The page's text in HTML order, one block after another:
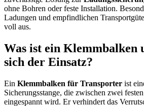
ohne Bohren oder feste Installation.
Ladungen und empfindlichen
voll aus.
Was ist ein Klemmbalken
sich der Einsatz?
Ein Klemmbalken für Transporter ist
Sicherungsstange, die zwischen zwei
eingespannt wird. Er verhindert das